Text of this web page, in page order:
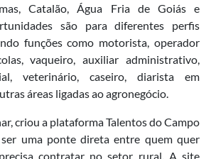
Catalão, Água Fria de Goiás e
são para diferentes perfis
funções como motorista, operador
vaqueiro, auxiliar administrativo,
veterinário, caseiro, diarista em
áreas ligadas ao agronegócio.
criou a plataforma Talentos do Campo
uma ponte direta entre quem quer
contratar no setor rural. A site